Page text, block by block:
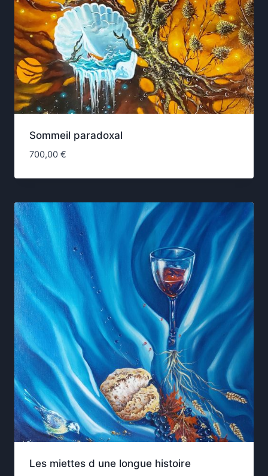
Sommeil paradoxal
700,00 €
Les miettes d une longue histoire